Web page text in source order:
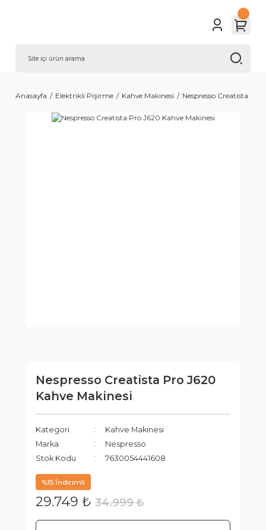
Anasayfa Elektrikli Pişirme Kahve Makinesi Nespresso Creatista
Nespresso Creatista Pro J620
Kahve Makinesi
Kategori
Kahve Makinesi
Marka
Nespresso
Stok Kodu
7630054441608
%15 İndirimli
29.749 ₺ 34.999 ₺